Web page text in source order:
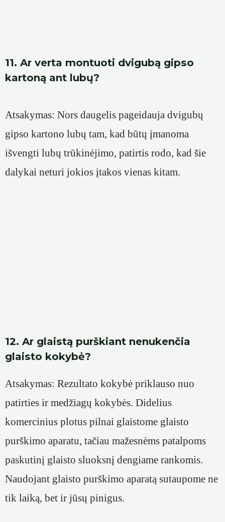
11. Ar verta montuoti dvigubą gipso
kartoną ant lubų?
Atsakymas: Nors daugelis pageidauja dvigubų
gipso kartono lubų tam, kad būtų įmanoma
išvengti lubų trūkinėjimo, patirtis rodo, kad šie
dalykai neturi jokios įtakos vienas kitam.
12. Ar glaistą purškiant nenukenčia
glaisto kokybė?
Atsakymas: Rezultato kokybė priklauso nuo
patirties ir medžiagų kokybės. Didelius
komercinius plotus pilnai glaistome glaisto
purškimo aparatu, tačiau mažesnėms patalpoms
paskutinį glaisto sluoksnį dengiame rankomis.
Naudojant glaisto purškimo aparatą sutaupome ne
tik laiką, bet ir jūsų pinigus.